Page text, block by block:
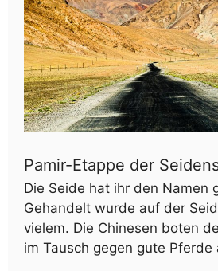
Pamir-Etappe der
Die Seide hat ihr den Namen
Gehandelt wurde auf der
vielem. Die Chinesen boten
im Tausch gegen gute Pferde